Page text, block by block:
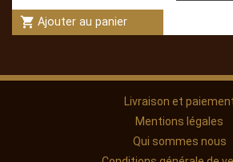
shopping_cart Ajouter au panier
Livraison et
Mentions légales
Qui sommes nous